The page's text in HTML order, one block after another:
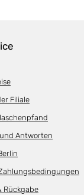
Filiale
Antworten
Rückgabe